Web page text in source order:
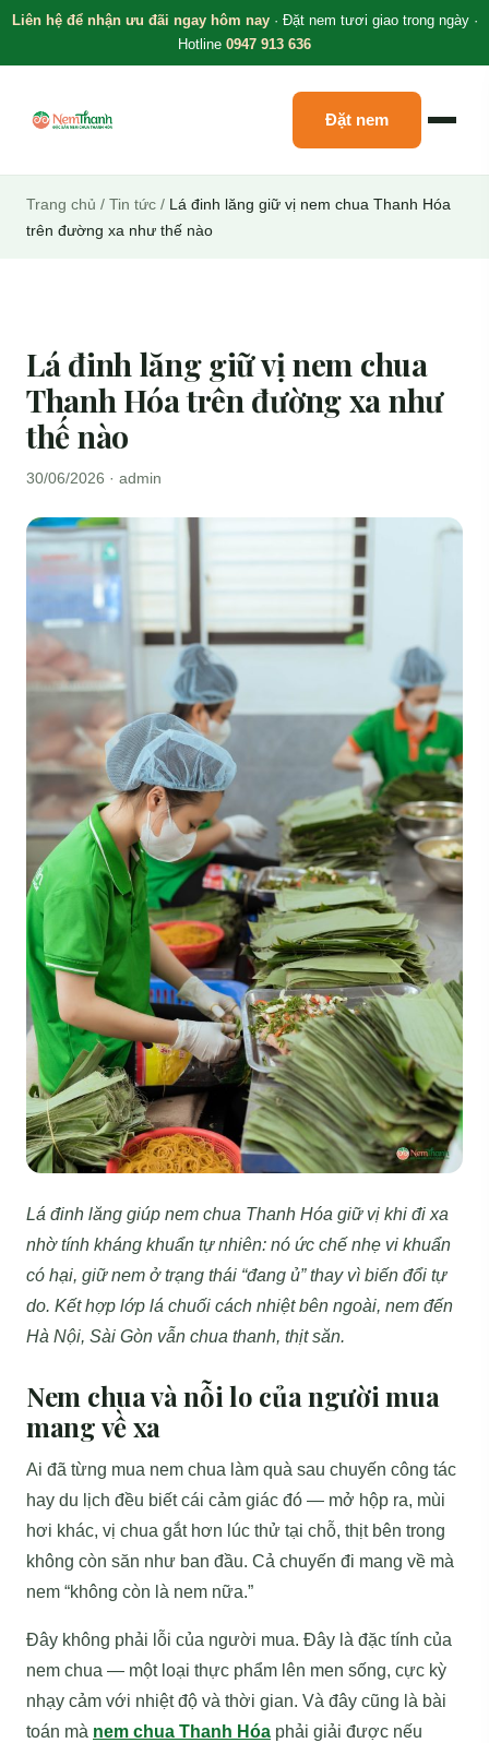
Liên hệ để nhận ưu đãi ngay hôm nay· Đặt nem tươi giao trong ngày ·
Hotline 0947 913 636
Đặt nem
Trang chủ / Tin tức / Lá đinh lăng giữ vị nem chua Thanh Hóa
trên đường xa như thế nào
Lá đinh lăng giữ vị nem chua
Thanh Hóa trên đường xa như
thế nào
30/06/2026 · admin
Lá đinh lăng giúp nem chua Thanh Hóa giữ vị khi đi xa
nhờ tính kháng khuẩn tự nhiên: nó ức chế nhẹ vi khuẩn
có hại, giữ nem ở trạng thái “đang ủ” thay vì biến đổi tự
do. Kết hợp lớp lá chuối cách nhiệt bên ngoài, nem đến
Hà Nội, Sài Gòn vẫn chua thanh, thịt săn.
Nem chua và nỗi lo của người mua
mang về xa
Ai đã từng mua nem chua làm quà sau chuyến công tác
hay du lịch đều biết cái cảm giác đó — mở hộp ra, mùi
hơi khác, vị chua gắt hơn lúc thử tại chỗ, thịt bên trong
không còn săn như ban đầu. Cả chuyến đi mang về mà
nem “không còn là nem nữa.”
Đây không phải lỗi của người mua. Đây là đặc tính của
nem chua — một loại thực phẩm lên men sống, cực kỳ
nhạy cảm với nhiệt độ và thời gian. Và đây cũng là bài
toán mà nem chua Thanh Hóa phải giải được nếu